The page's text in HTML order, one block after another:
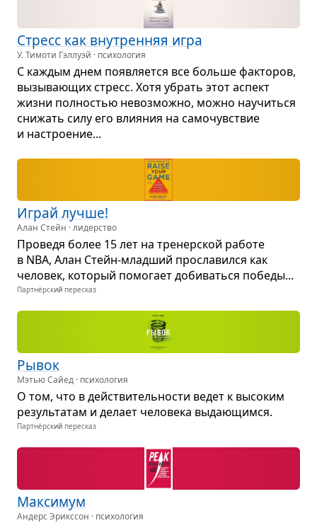
Стресс как вну­трен­няя игра
У. Тимоти Гэллуэй · психология
С каж­дым днем появ­ля­ется все больше фак­то­ров,
вызы­ва­ю­щих стресс. Хотя убрать этот аспект
жизни пол­но­стью невоз­можно, можно научиться
сни­жать силу его вли­я­ния на само­чув­ствие
и настро­е­ние...
Играй лучше!
Алан Стейн · лидерство
Про­ведя более 15 лет на тре­нер­ской работе
в NBA, Алан Стейн-­млад­ший про­сла­вился как
чело­век, кото­рый помо­гает доби­ваться победы...
Партнёрский пересказ
Рывок
Мэтью Сайед · психология
О том, что в действи­тель­но­сти ведет к высо­ким
резуль­та­там и делает чело­века выда­ю­щимся.
Партнёрский пересказ
Мак­си­мум
Андерс Эрикссон · психология